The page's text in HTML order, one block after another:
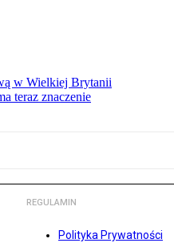
w Wielkiej Brytanii
teraz znaczenie
REGULAMIN
Polityka Prywatności